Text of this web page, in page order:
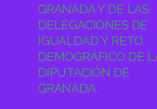
GRANADA Y DE LAS
DELEGACIONES DE
IGUALDAD Y RETO
DEMOGRÁFICO DE
DIPUTACIÓN DE
GRANADA.